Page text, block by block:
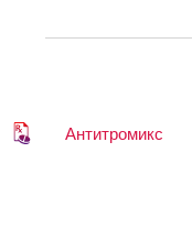
Антитромикс